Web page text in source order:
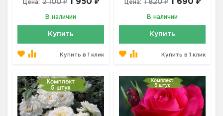
Цена: 2 100 ₽ 1 950 ₽
В наличии
Купить
Купить в 1 клик
Цена: 1 820 ₽ 1 690 ₽
В наличии
Купить
Купить в 1 клик